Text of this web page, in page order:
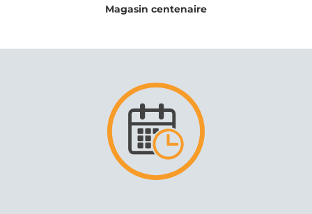
Magasin centenaire